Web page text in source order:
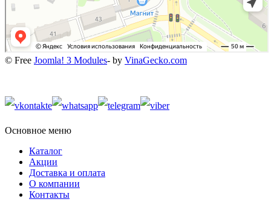
© Free Joomla! 3 Modules- by VinaGecko.com
Основное меню
Каталог
Акции
Доставка и оплата
О компании
Контакты